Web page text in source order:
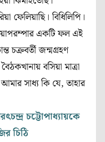
ফেলিয়াছি। বিধিলিপি।
একটি ফল এই
চক্রবর্তী জন্মগ্রহণ
বসিয়া মাত্রা
সাধ্য কি যে, তাহার
চট্টোপাধ্যায়কে
চিঠি